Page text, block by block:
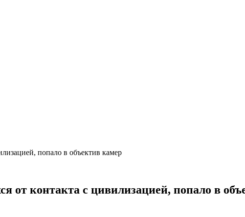
попало в объектив камер
контакта с цивилизацией, попало в